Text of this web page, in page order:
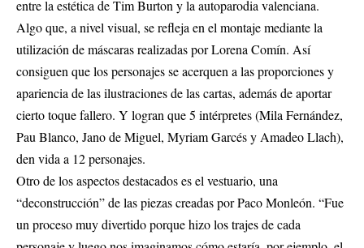
entre la estética de Tim Burton y la autoparodia valenciana.
Algo que, a nivel visual, se refleja en el montaje mediante la
utilización de máscaras realizadas por Lorena Comín. Así
consiguen que los personajes se acerquen a las proporciones y
apariencia de las ilustraciones de las cartas, además de aportar
cierto toque fallero. Y logran que 5 intérpretes (Mila Fernández,
Pau Blanco, Jano de Miguel, Myriam Garcés y Amadeo Llach),
den vida a 12 personajes.
Otro de los aspectos destacados es el vestuario, una
“deconstrucción” de las piezas creadas por Paco Monleón. “Fue
un proceso muy divertido porque hizo los trajes de cada